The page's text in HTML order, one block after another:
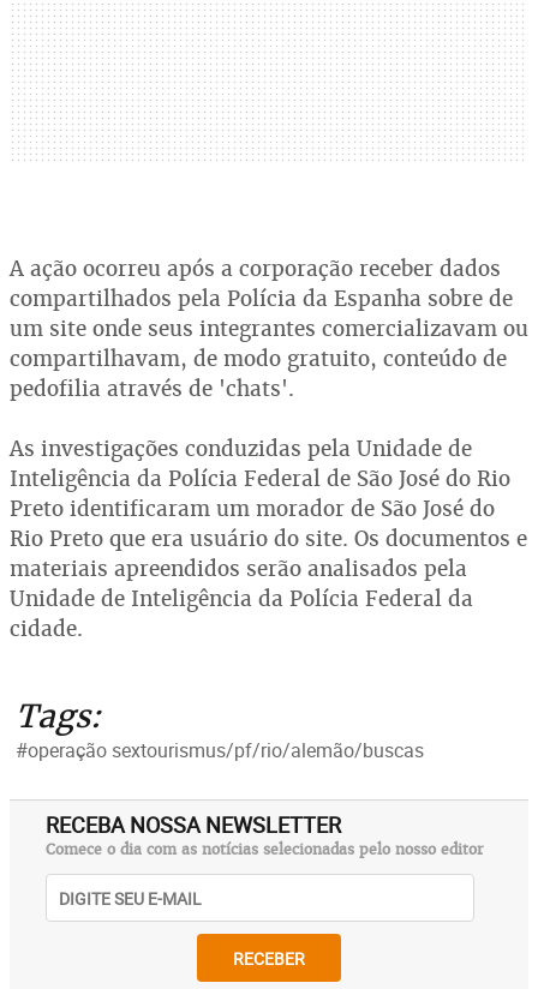
A ação ocorreu após a corporação receber dados
compartilhados pela Polícia da Espanha sobre de
um site onde seus integrantes comercializavam ou
compartilhavam, de modo gratuito, conteúdo de
pedofilia através de 'chats'.
As investigações conduzidas pela Unidade de
Inteligência da Polícia Federal de São José do Rio
Preto identificaram um morador de São José do
Rio Preto que era usuário do site. Os documentos e
materiais apreendidos serão analisados pela
Unidade de Inteligência da Polícia Federal da
cidade.
Tags:
#operação sextourismus/pf/rio/alemão/buscas
RECEBA NOSSA NEWSLETTER
Comece o dia com as notícias selecionadas pelo nosso editor
RECEBER